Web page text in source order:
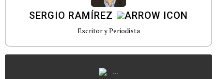
SERGIO RAMÍREZ
Escritor y Periodista
...